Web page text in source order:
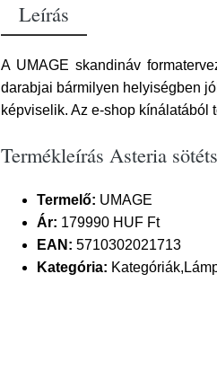
Leírás
A UMAGE skandináv
darabjai bármilyen helyiségben
képviselik. Az e-shop kínálatából
Termékleírás Asteria
Termelő: UMAGE
Ár: 179990 HUF Ft
EAN: 5710302021713
Kategória: